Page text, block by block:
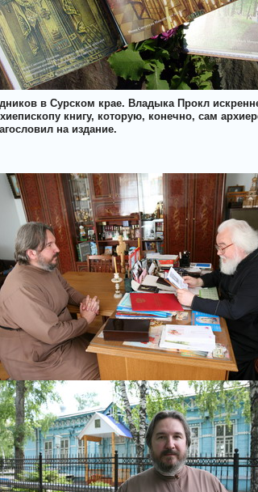
в Сурском крае. Владыка Прокл
книгу, которую, конечно, сам
на издание.